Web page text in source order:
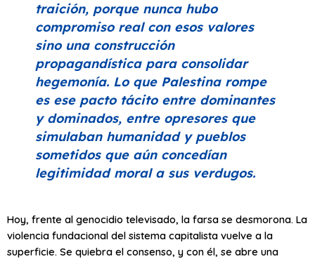
traición, porque nunca hubo
compromiso real con esos valores
sino una construcción
propagandística para consolidar
hegemonía. Lo que Palestina rompe
es ese pacto tácito entre dominantes
y dominados, entre opresores que
simulaban humanidad y pueblos
sometidos que aún concedían
legitimidad moral a sus verdugos.
Hoy, frente al genocidio televisado, la farsa se desmorona. La
violencia fundacional del sistema capitalista vuelve a la
superficie. Se quiebra el consenso, y con él, se abre una